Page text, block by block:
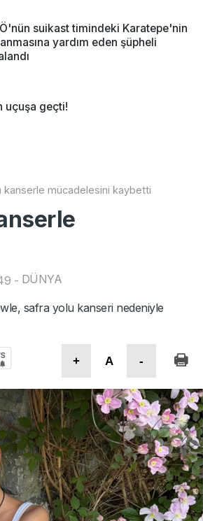
suikast timindeki Karatepe'nin
yardım eden şüpheli
uçuşa geçti!
kanserle mücadelesini kaybetti
- DÜNYA
safra yolu kanseri nedeniyle
+ A -